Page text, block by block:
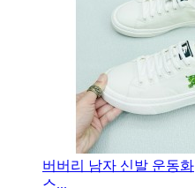
버버리 남자 신발 운동화
스...